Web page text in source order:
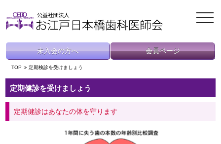
toggle
未入会の方へ 会員ページ
TOP 定期検診を受けましょう
定期健診を受けましょう
定期健診はあなたの体を守ります